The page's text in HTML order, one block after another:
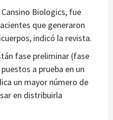
Biologics, fue
que generaron
indicó la revista.
fase preliminar (fase
a prueba en un
un mayor número de
en distribuirla